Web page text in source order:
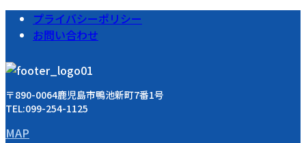
プライバシーポリシー
お問い合わせ
〒890-0064鹿児島市鴨池新町7番1号
TEL:099-254-1125
MAP